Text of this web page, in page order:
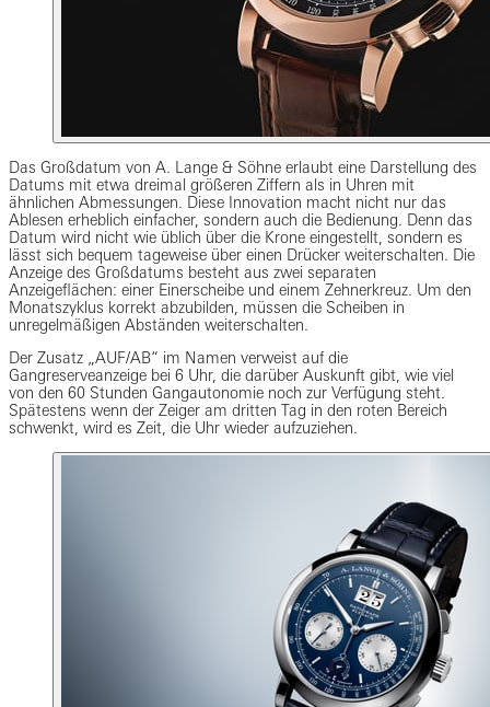
Das Großdatum von A. Lange & Söhne erlaubt eine Darstellung des
Datums mit etwa dreimal größeren Ziffern als in Uhren mit
ähnlichen Abmessungen. Diese Innovation macht nicht nur das
Ablesen erheblich einfacher, sondern auch die Bedienung. Denn das
Datum wird nicht wie üblich über die Krone eingestellt, sondern es
lässt sich bequem tageweise über einen Drücker weiterschalten. Die
Anzeige des Großdatums besteht aus zwei separaten
Anzeigeflächen: einer Einerscheibe und einem Zehnerkreuz. Um den
Monatszyklus korrekt abzubilden, müssen die Scheiben in
unregelmäßigen Abständen weiterschalten.
Der Zusatz „AUF/AB“ im Namen verweist auf die
Gangreserveanzeige bei 6 Uhr, die darüber Auskunft gibt, wie viel
von den 60 Stunden Gangautonomie noch zur Verfügung steht.
Spätestens wenn der Zeiger am dritten Tag in den roten Bereich
schwenkt, wird es Zeit, die Uhr wieder aufzuziehen.